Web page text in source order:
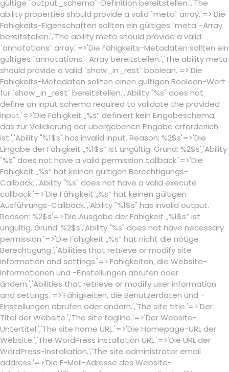
gültige `output_schema`-Definition bereitstellen.','The
ability properties should provide a valid `meta` array.'=>'Die
Fähigkeits-Eigenschaften sollten ein gültiges `meta`-Array
bereitstellen.','The ability meta should provide a valid
`annotations` array.'=>'Die Fähigkeits-Metadaten sollten ein
gültiges `annotations`-Array bereitstellen.','The ability meta
should provide a valid `show_in_rest` boolean.'=>'Die
Fähigkeits-Metadaten sollten einen gültigen Boolean-Wert
für `show_in_rest` bereitstellen.','Ability "%s" does not
define an input schema required to validate the provided
input.'=>'Die Fähigkeit „%s“ definiert kein Eingabeschema,
das zur Validierung der übergebenen Eingabe erforderlich
ist.','Ability "%1$s" has invalid input. Reason: %2$s'=>'Die
Eingabe der Fähigkeit „%1$s“ ist ungültig. Grund: %2$s','Ability
"%s" does not have a valid permission callback.'=>'Die
Fähigkeit „%s“ hat keinen gültigen Berechtigungs-
Callback.','Ability "%s" does not have a valid execute
callback.'=>'Die Fähigkeit „%s“ hat keinen gültigen
Ausführungs-Callback.','Ability "%1$s" has invalid output.
Reason: %2$s'=>'Die Ausgabe der Fähigkeit „%1$s“ ist
ungültig. Grund: %2$s','Ability "%s" does not have necessary
permission.'=>'Die Fähigkeit „%s“ hat nicht die nötige
Berechtigung.','Abilities that retrieve or modify site
information and settings.'=>'Fähigkeiten, die Website-
Informationen und -Einstellungen abrufen oder
ändern.','Abilities that retrieve or modify user information
and settings.'=>'Fähigkeiten, die Benutzerdaten und -
Einstellungen abrufen oder ändern.','The site title.'=>'Der
Titel der Website.','The site tagline.'=>'Der Website-
Untertitel.','The site home URL.'=>'Die Homepage-URL der
Website.','The WordPress installation URL.'=>'Die URL der
WordPress-Installation.','The site administrator email
address.'=>'Die E-Mail-Adresse des Website-